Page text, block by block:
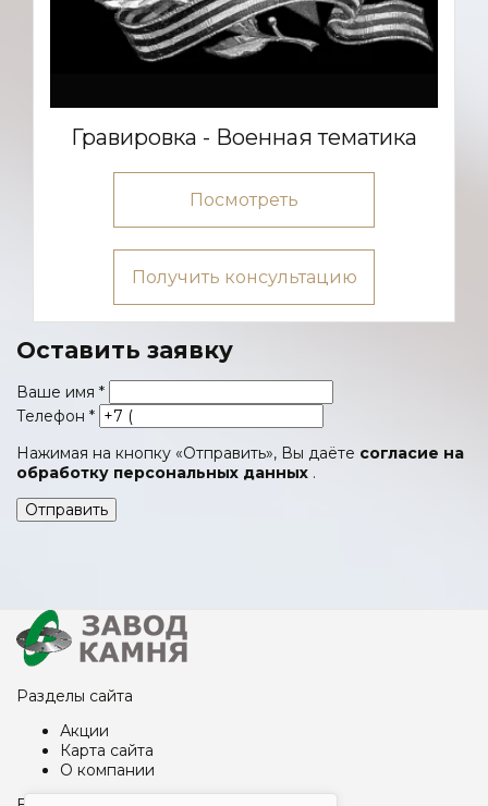
Гравировка - Военная тематика
Посмотреть
Получить консультацию
Оставить заявку
Ваше имя *
Телефон *
Нажимая на кнопку «Отправить», Вы даёте согласие на
обработку персональных данных .
Отправить
Разделы сайта
Акции
Карта сайта
О компании